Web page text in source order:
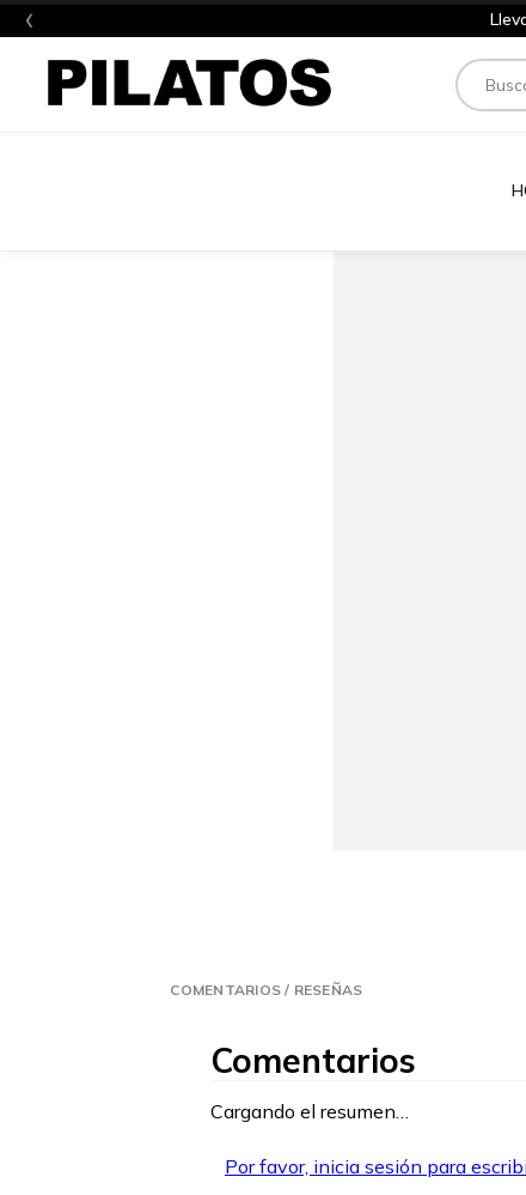
‹
Buscar
COMENTARIOS / RESEÑAS
Comentarios
Cargando el resumen…
Por favor, inicia sesión para